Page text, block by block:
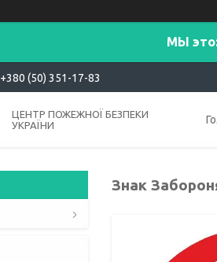
МЫ это:
+380 (50) 351-17-83
ЦЕНТР ПОЖЕЖНОЇ БЕЗПЕКИ
УКРАЇНИ
Знак